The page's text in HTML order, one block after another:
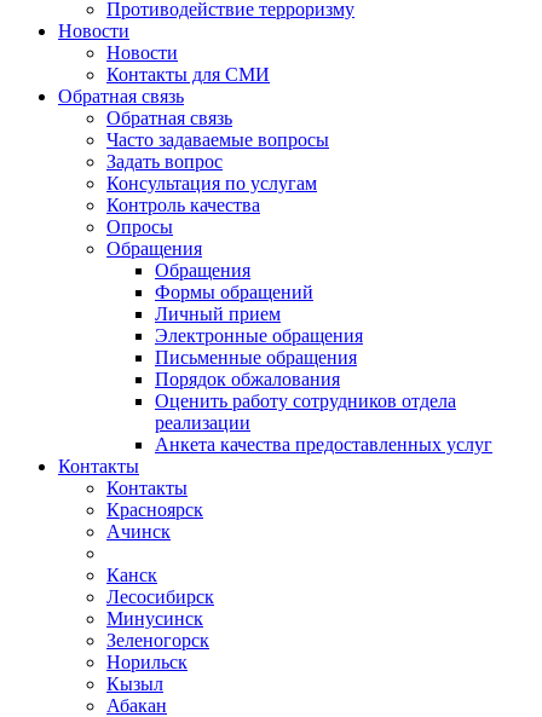
Противодействие терроризму
Новости
Новости
Контакты для СМИ
Обратная связь
Обратная связь
Часто задаваемые вопросы
Задать вопрос
Консультация по услугам
Контроль качества
Опросы
Обращения
Обращения
Формы обращений
Личный прием
Электронные обращения
Письменные обращения
Порядок обжалования
Оценить работу сотрудников отдела
реализации
Анкета качества предоставленных услуг
Контакты
Контакты
Красноярск
Ачинск
Канск
Лесосибирск
Минусинск
Зеленогорск
Норильск
Кызыл
Абакан